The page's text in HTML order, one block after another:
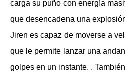
carga su puño con energía
que desencadena una
Jiren es capaz de moverse a
que le permite lanzar una
golpes en un instante. .